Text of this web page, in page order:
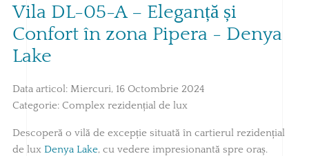
Vila DL-05-A – Eleganță și
Confort în zona Pipera - Denya
Lake
Data articol: Miercuri, 16 Octombrie 2024
Categorie: Complex rezidențial de lux
Descoperă o vilă de excepție situată în cartierul rezidențial
de lux Denya Lake, cu vedere impresionantă spre oraș.